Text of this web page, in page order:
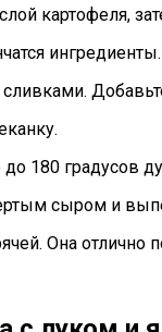
картофеля,
180 градусов
сыром и
Она